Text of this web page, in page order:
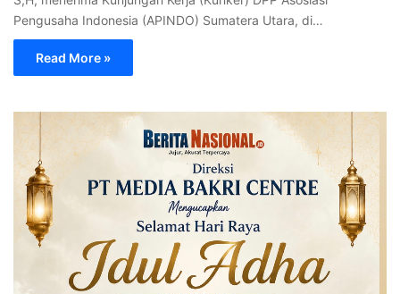
Pengusaha Indonesia (APINDO) Sumatera Utara, di…
Read More »